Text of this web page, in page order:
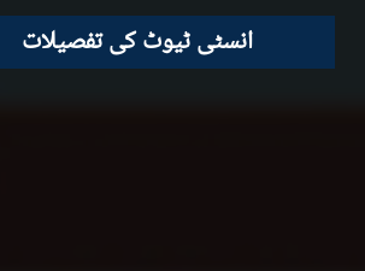
انسٹی ٹیوٹ کی تفصیلات